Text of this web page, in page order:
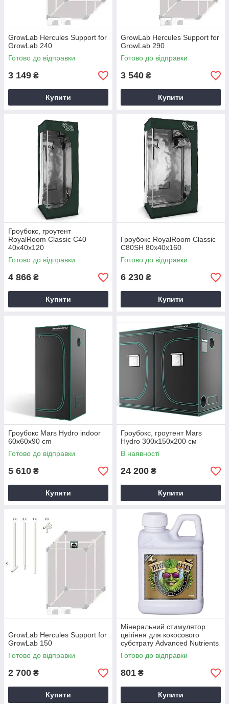
GrowLab Hercules Support for
GrowLab 240
Готово до відправки
3 149 ₴
Купити
GrowLab Hercules Support for
GrowLab 290
Готово до відправки
3 540 ₴
Купити
Гроубокс, гроутент
RoyalRoom Classic C40
40x40x120
Готово до відправки
4 866 ₴
Купити
Гроубокс RoyalRoom Classic
C80SH 80x40x160
Готово до відправки
6 230 ₴
Купити
Гроубокс Mars Hydro indoor
60x60x90 cm
Готово до відправки
5 610 ₴
Купити
Гроубокс, гроутент Mars
Hydro 300x150x200 см
В наявності
24 200 ₴
Купити
GrowLab Hercules Support for
GrowLab 150
Готово до відправки
2 700 ₴
Купити
Мінеральний стимулятор
цвітіння для кокосового
субстрату Advanced Nutrients
Big Bud Coco (250 мл)
Готово до відправки
801 ₴
Купити